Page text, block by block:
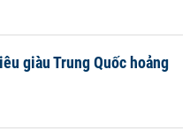
giàu Trung Quốc hoảng